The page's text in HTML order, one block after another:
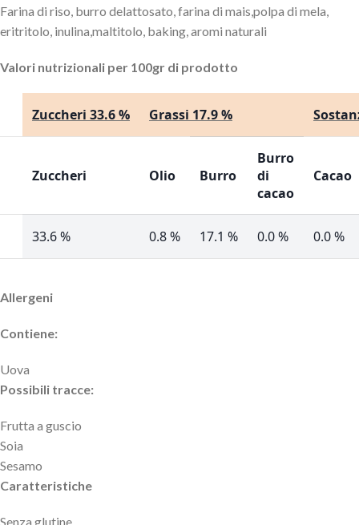
Farina di riso, burro delattosato, farina di mais,polpa di mela,
eritritolo, inulina,maltitolo, baking, aromi naturali
Valori nutrizionali per 100gr di prodotto
Zuccheri 33.6 % Grassi 17.9 %
Zuccheri Olio Burro
Burro
di
cacao
Cacao
33.6 % 0.8 % 17.1 % 0.0 % 0.0 %
Allergeni
Contiene:
Uova
Possibili tracce:
Frutta a guscio
Soia
Sesamo
Caratteristiche
Senza glutine